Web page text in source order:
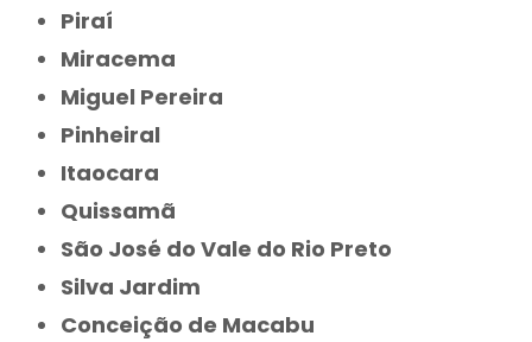
Piraí
Miracema
Miguel Pereira
Pinheiral
Itaocara
Quissamã
São José do Vale do Rio Preto
Silva Jardim
Conceição de Macabu